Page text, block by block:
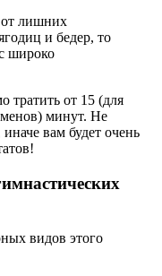
от лишних
и бедер, то
широко
тратить от 15 (для
минут. Не
вам будет очень
видов этого